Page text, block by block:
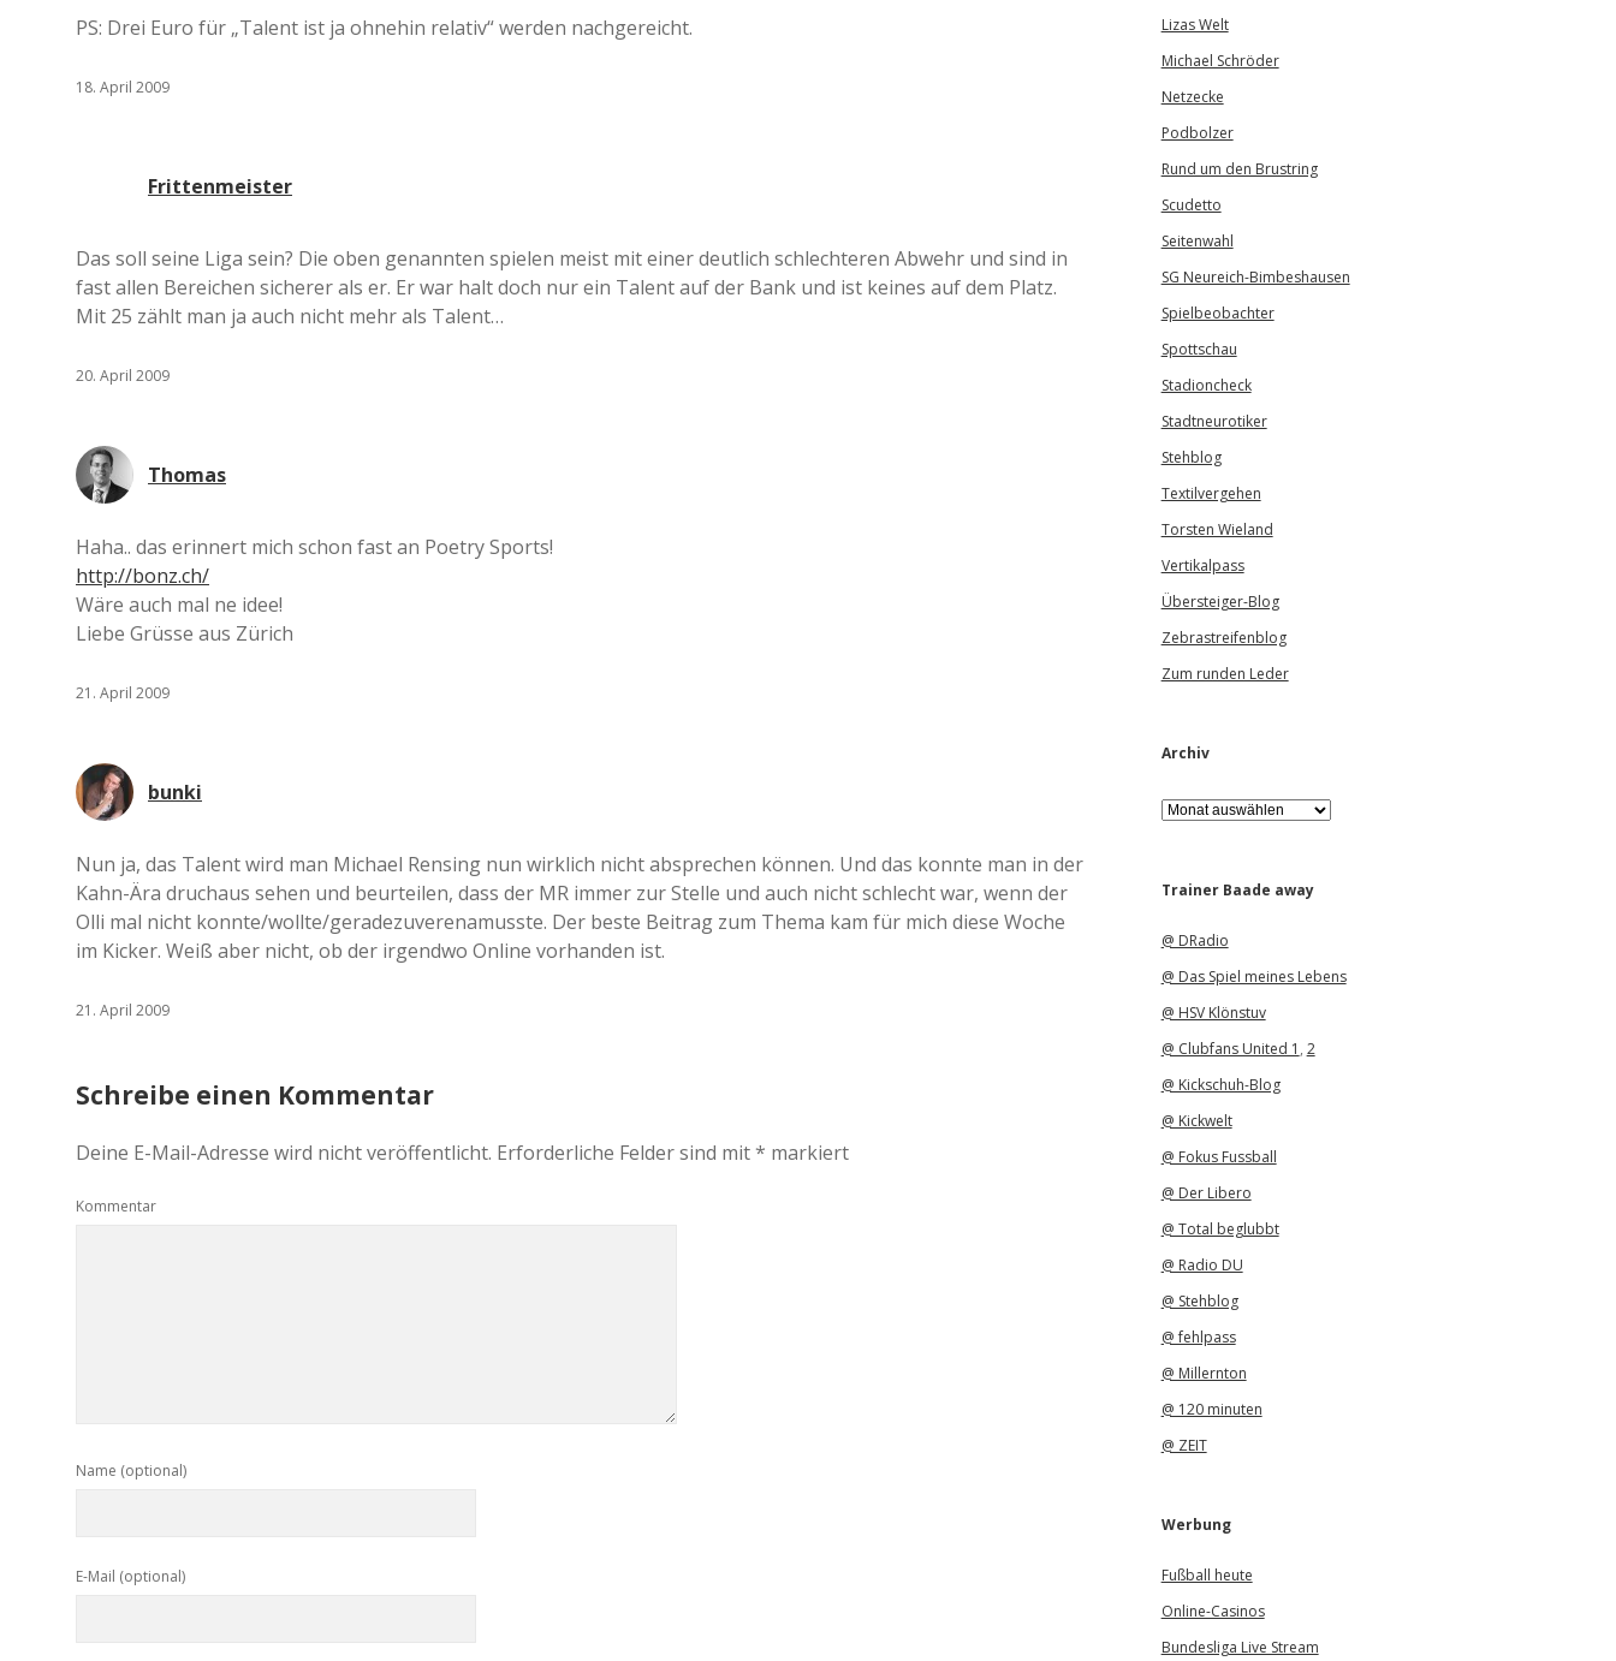
PS: Drei Euro für „Talent ist ja ohnehin relativ“ werden nachgereicht.
18. April 2009
Frittenmeister
Das soll seine Liga sein? Die oben genannten spielen meist mit einer deutlich schlechteren Abwehr und sind in
fast allen Bereichen sicherer als er. Er war halt doch nur ein Talent auf der Bank und ist keines auf dem Platz.
Mit 25 zählt man ja auch nicht mehr als Talent…
20. April 2009
Thomas
Haha.. das erinnert mich schon fast an Poetry Sports!
http://bonz.ch/
Wäre auch mal ne idee!
Liebe Grüsse aus Zürich
21. April 2009
bunki
Nun ja, das Talent wird man Michael Rensing nun wirklich nicht absprechen können. Und das konnte man in der
Kahn-Ära druchaus sehen und beurteilen, dass der MR immer zur Stelle und auch nicht schlecht war, wenn der
Olli mal nicht konnte/wollte/geradezuverenamusste. Der beste Beitrag zum Thema kam für mich diese Woche
im Kicker. Weiß aber nicht, ob der irgendwo Online vorhanden ist.
21. April 2009
Schreibe einen Kommentar
Deine E-Mail-Adresse wird nicht veröffentlicht. Erforderliche Felder sind mit* markiert
Kommentar
Name (optional)
E-Mail (optional)
Lizas Welt
Michael Schröder
Netzecke
Podbolzer
Rund um den Brustring
Scudetto
Seitenwahl
SG Neureich-Bimbeshausen
Spielbeobachter
Spottschau
Stadioncheck
Stadtneurotiker
Stehblog
Textilvergehen
Torsten Wieland
Vertikalpass
Übersteiger-Blog
Zebrastreifenblog
Zum runden Leder
Archiv
A
r
iTrainer Baade away
@ DRadio
@ Das Spiel meines Lebens
@ HSV Klönstuv
@ Clubfans United 1 , 2
@ Kickschuh-Blog
@ Kickwelt
@ Fokus Fussball
@ Der Libero
@ Total beglubbt
@ Radio DU
@ Stehblog
@ fehlpass
@ Millernton
@ 120 minuten
@ ZEIT
Werbung
Fußball heute
Online-Casinos
Bundesliga Live Stream